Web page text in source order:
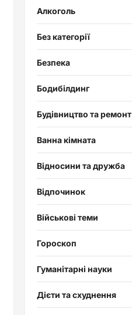
Алкоголь
Без категорії
Безпека
Бодибілдинг
Будівництво та ремонт
Ванна кімната
Відносини та дружба
Відпочинок
Військові теми
Гороскоп
Гуманітарні науки
Дієти та схуднення